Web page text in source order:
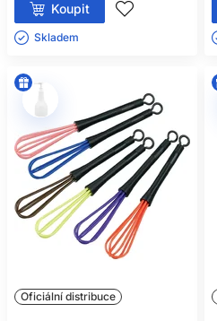
Koupit
Skladem ㅤ
Oficiální distribuce